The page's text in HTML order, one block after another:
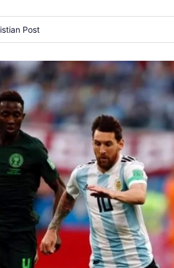
Post